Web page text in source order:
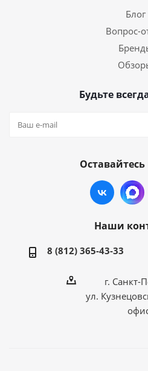
Блог
Вопрос-
Будьте
Оставайтесь
Наши
8 (812) 365-43-33
г. Санкт-
ул.